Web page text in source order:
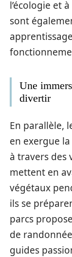
l’écologie et
sont
Une
divertir
En parallèle,
en exergue
à travers des
mettent en
végétaux
ils se
parcs
de
guides